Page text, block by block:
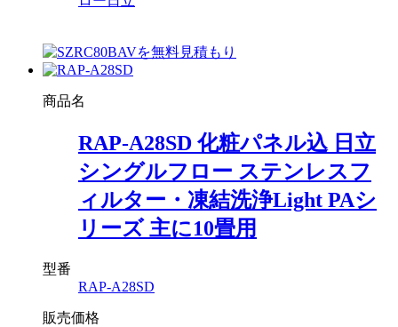
商品名
RAP-A28SD 化粧パネル込 日立
シングルフロー ステンレスフ
ィルター・凍結洗浄Light PAシ
リーズ 主に10畳用
型番
RAP-A28SD
販売価格